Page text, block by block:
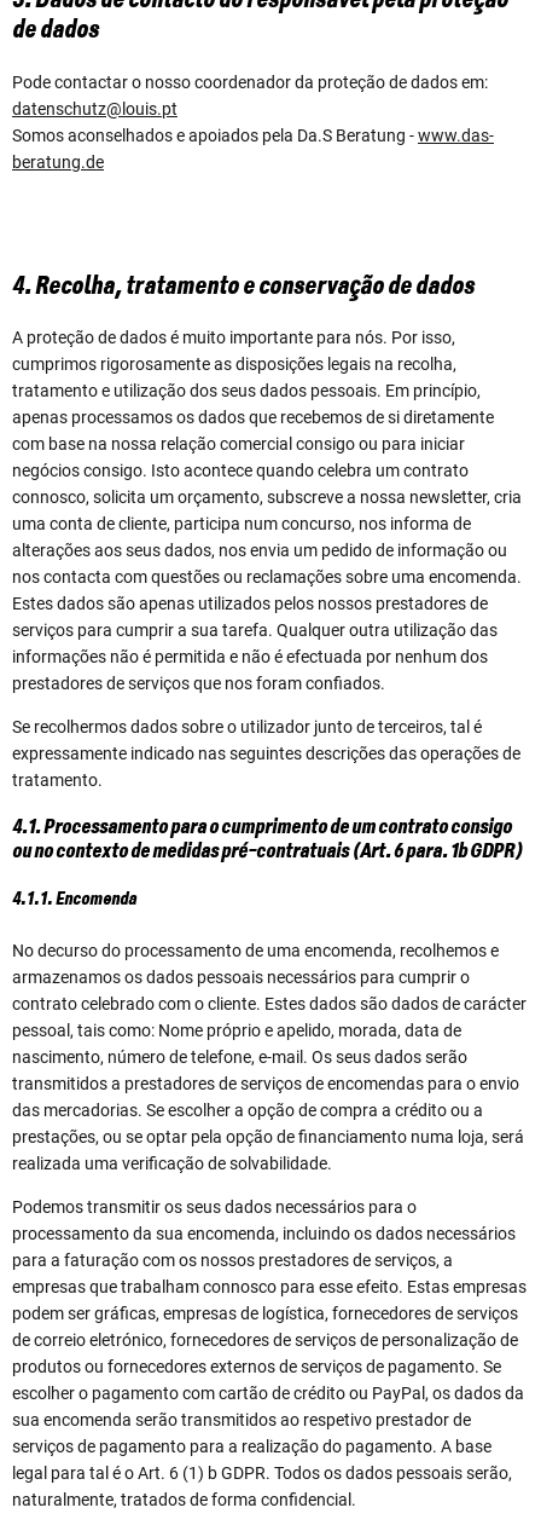
de dados
Pode contactar o nosso coordenador da proteção de dados em:
datenschutz@louis.pt
Somos aconselhados e apoiados pela Da.S Beratung -www.das-
beratung.de
4. Recolha, tratamento e conservação de dados
A proteção de dados é muito importante para nós. Por isso,
cumprimos rigorosamente as disposições legais na recolha,
tratamento e utilização dos seus dados pessoais. Em princípio,
apenas processamos os dados que recebemos de si diretamente
com base na nossa relação comercial consigo ou para iniciar
negócios consigo. Isto acontece quando celebra um contrato
connosco, solicita um orçamento, subscreve a nossa newsletter, cria
uma conta de cliente, participa num concurso, nos informa de
alterações aos seus dados, nos envia um pedido de informação ou
nos contacta com questões ou reclamações sobre uma encomenda.
Estes dados são apenas utilizados pelos nossos prestadores de
serviços para cumprir a sua tarefa. Qualquer outra utilização das
informações não é permitida e não é efectuada por nenhum dos
prestadores de serviços que nos foram confiados.
Se recolhermos dados sobre o utilizador junto de terceiros, tal é
expressamente indicado nas seguintes descrições das operações de
tratamento.
4.1. Processamento para o cumprimento de um contrato consigo
ou no contexto de medidas pré-contratuais (Art. 6 para. 1b GDPR)
4.1.1. Encomenda
No decurso do processamento de uma encomenda, recolhemos e
armazenamos os dados pessoais necessários para cumprir o
contrato celebrado com o cliente. Estes dados são dados de carácter
pessoal, tais como: Nome próprio e apelido, morada, data de
nascimento, número de telefone, e-mail. Os seus dados serão
transmitidos a prestadores de serviços de encomendas para o envio
das mercadorias. Se escolher a opção de compra a crédito ou a
prestações, ou se optar pela opção de financiamento numa loja, será
realizada uma verificação de solvabilidade.
Podemos transmitir os seus dados necessários para o
processamento da sua encomenda, incluindo os dados necessários
para a faturação com os nossos prestadores de serviços, a
empresas que trabalham connosco para esse efeito. Estas empresas
podem ser gráficas, empresas de logística, fornecedores de serviços
de correio eletrónico, fornecedores de serviços de personalização de
produtos ou fornecedores externos de serviços de pagamento. Se
escolher o pagamento com cartão de crédito ou PayPal, os dados da
sua encomenda serão transmitidos ao respetivo prestador de
serviços de pagamento para a realização do pagamento. A base
legal para tal é o Art. 6 (1) b GDPR. Todos os dados pessoais serão,
naturalmente, tratados de forma confidencial.